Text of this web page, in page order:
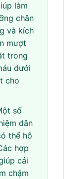
làm
chân
và kích
mượt
trong
dưới
cho
số
dân
thể hỗ
hợp
cải
chậm